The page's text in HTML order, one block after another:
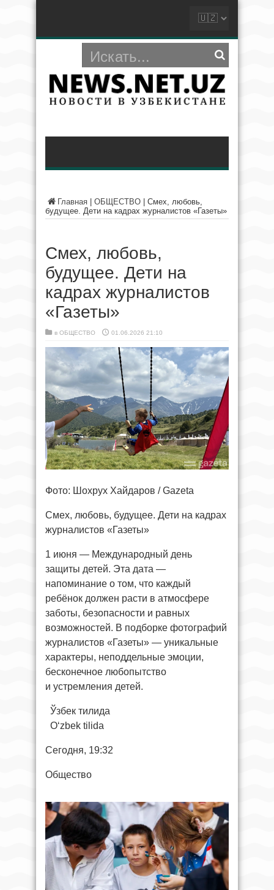
Главная ОБЩЕСТВО
Смех, любовь,
будущее. Дети на кадрах журналистов «Газеты»
Смех, любовь,
будущее. Дети на
кадрах журналистов
«Газеты»
в ОБЩЕСТВО 01.06.2026 21:10
Фото: Шохрух Хайдаров / Gazeta
Смех, любовь, будущее. Дети на кадрах
журналистов «Газеты»
1 июня — Международный день
защиты детей. Эта дата —
напоминание о том, что каждый
ребёнок должен расти в атмосфере
заботы, безопасности и равных
возможностей. В подборке фотографий
журналистов «Газеты» — уникальные
характеры, неподдельные эмоции,
бесконечное любопытство
и устремления детей.
Ўзбек тилида
O‘zbek tilida
Сегодня, 19:32
Общество